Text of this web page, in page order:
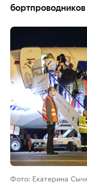
бортпроводников
Фото: Екатерина